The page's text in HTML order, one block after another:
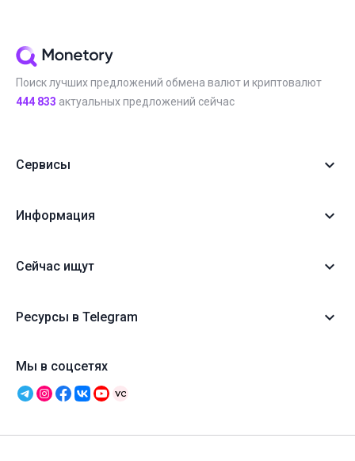
Поиск лучших предложений обмена валют и криптовалют
444 833 актуальных предложений сейчас
Сервисы
Информация
Сейчас ищут
Ресурсы в Telegram
Мы в соцсетях